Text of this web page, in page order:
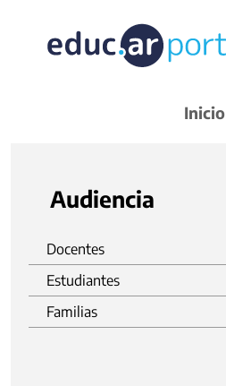
Inicio
Audiencia
Docentes
Estudiantes
Familias